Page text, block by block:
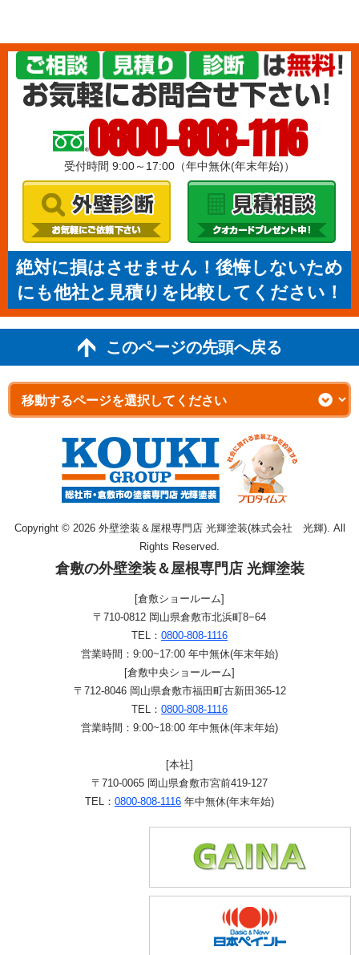
0800-808-1116
受付時間 9:00～17:00（年中無休(年末年始)）
絶対に損はさせません！後悔しないため
にも他社と見積りを比較してください！
このページの先頭へ戻る
Copyright © 2026 外壁塗装＆屋根専門店 光輝塗装(株式会社 光輝). All
Rights Reserved.
倉敷の外壁塗装＆屋根専門店 光輝塗装
[倉敷ショールーム]
〒710-0812 岡山県倉敷市北浜町8−64
TEL： 0800-808-1116
営業時間：9:00~17:00 年中無休(年末年始)
[倉敷中央ショールーム]
〒712-8046 岡山県倉敷市福田町古新田365-12
TEL： 0800-808-1116
営業時間：9:00~18:00 年中無休(年末年始)
[本社]
〒710-0065 岡山県倉敷市宮前419-127
TEL： 0800-808-1116 年中無休(年末年始)